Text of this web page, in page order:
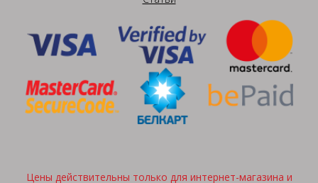
Цены действительны только для интернет-магазина и